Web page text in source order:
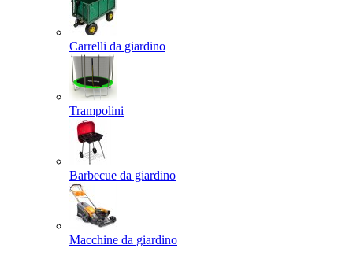
Carrelli da giardino
Trampolini
Barbecue da giardino
Macchine da giardino